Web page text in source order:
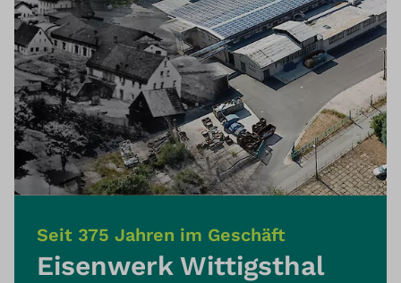
Seit 375 Jahren im Geschäft
Eisenwerk Wittigsthal